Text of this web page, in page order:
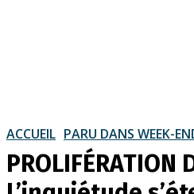
ACCUEIL PARU DANS WEEK-
PROLIFÉRATION